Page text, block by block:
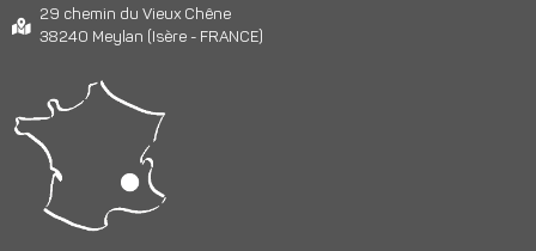
29 chemin du Vieux Chêne
38240 Meylan (Isère - FRANCE)